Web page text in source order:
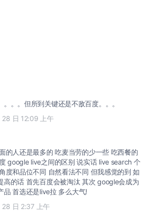
。。。但所到关键还是不敌百度。。。
日 12:09 上午
的人还是最多的 吃麦当劳的少一些 吃西餐的
google live之间的区别 说实话 live search 个
度和品位不同 自然看法不同 但我感觉的到 如
首先百度会被淘汰 其次 google会成为
品 首选还是live拉 多么大气!
日 2:37 上午